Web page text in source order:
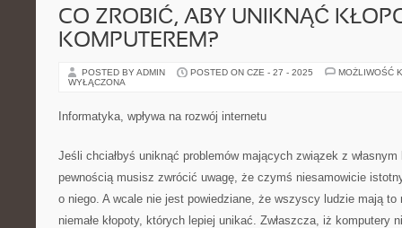
CO ZROBIĆ, ABY UNIKNĄĆ
KOMPUTEREM?
POSTED BY ADMIN POSTED ON CZE - 27 - 2025
MOŻLIWOŚĆ
WYŁĄCZONA
Informatyka, wpływa na rozwój internetu
Jeśli chciałbyś uniknąć problemów mających związek z własnym
pewnością musisz zwrócić uwagę, że czymś niesamowicie
o niego. A wcale nie jest powiedziane, że wszyscy ludzie mają to
niemałe kłopoty, których lepiej unikać. Zwłaszcza, iż komputery